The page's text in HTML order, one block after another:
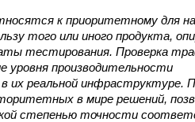
к приоритетному для
того или иного продукта,
тестирования. Проверка
уровня производительности
их реальной инфраструктуре.
в мире решений,
степенью точности